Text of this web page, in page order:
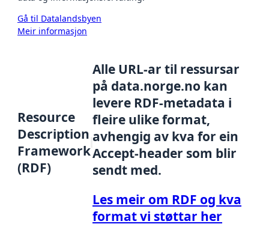
Gå til Datalandsbyen
Meir informasjon
Resource
Description
Framework
(RDF)
Alle URL-ar til ressursar
på data.norge.no kan
levere RDF-metadata i
fleire ulike format,
avhengig av kva for ein
Accept-header som blir
sendt med.
Les meir om RDF og kva
format vi støttar her